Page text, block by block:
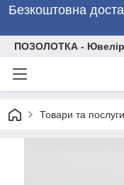
Безкоштовна
ПОЗОЛОТКА -
Товари та послуги